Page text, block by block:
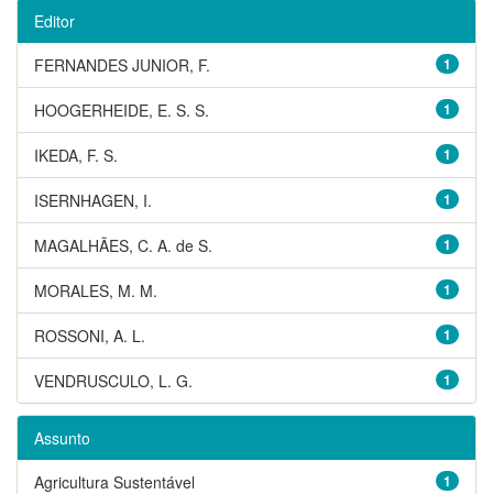
Editor
1
FERNANDES JUNIOR, F.
1
HOOGERHEIDE, E. S. S.
1
IKEDA, F. S.
1
ISERNHAGEN, I.
1
MAGALHÃES, C. A. de S.
1
MORALES, M. M.
1
ROSSONI, A. L.
1
VENDRUSCULO, L. G.
Assunto
1
Agricultura Sustentável